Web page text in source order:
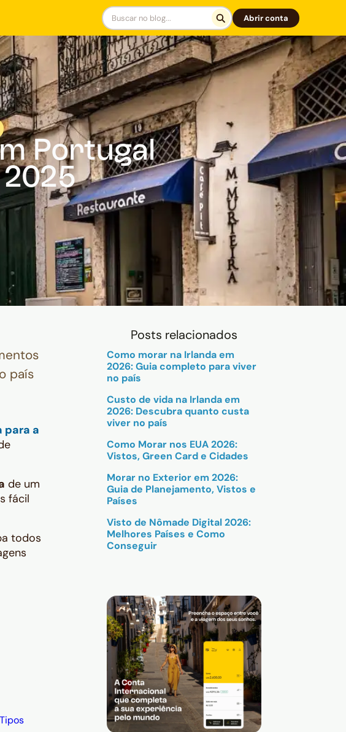
Abrir conta
Portugal
país
para a
de um
fácil
todos
Tipos
Posts relacionados
Como morar na Irlanda em
2026: Guia completo para viver
no país
Custo de vida na Irlanda em
2026: Descubra quanto custa
viver no país
Como Morar nos EUA 2026:
Vistos, Green Card e Cidades
Morar no Exterior em 2026:
Guia de Planejamento, Vistos e
Países
Visto de Nômade Digital 2026:
Melhores Países e Como
Conseguir